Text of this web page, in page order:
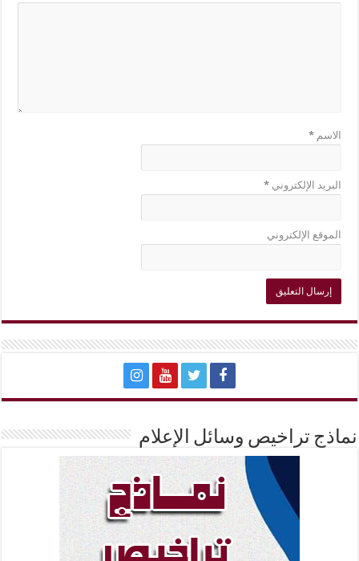
الاسم*
البريد الإلكتروني*
الموقع الإلكتروني
نماذج تراخيص وسائل الإعلام